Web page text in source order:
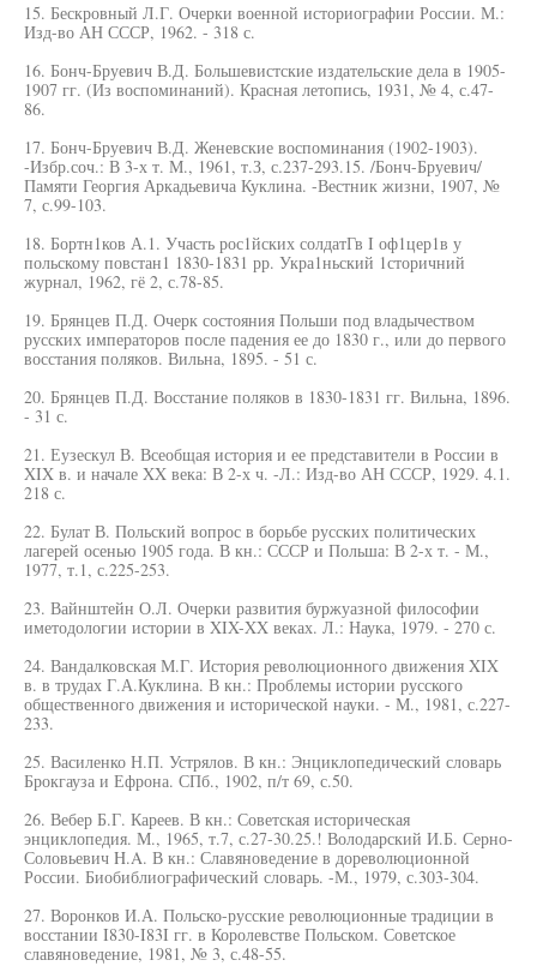
15. Бескровный Л.Г. Очерки военной историографии России. М.:
Изд-во АН СССР, 1962. - 318 с.
16. Бонч-Бруевич В.Д. Большевистские издательские дела в 1905-
1907 гг. (Из воспоминаний). Красная летопись, 1931, № 4, с.47-
86.
17. Бонч-Бруевич В.Д. Женевские воспоминания (1902-1903).
-Избр.соч.: В 3-х т. М., 1961, т.З, с.237-293.15. /Бонч-Бруевич/
Памяти Георгия Аркадьевича Куклина. -Вестник жизни, 1907, №
7, с.99-103.
18. Бортн1ков А.1. Участь рос1йских солдатГв I оф1цер1в у
польскому повстан1 1830-1831 рр. Укра1ньский 1сторичний
журнал, 1962, гё 2, с.78-85.
19. Брянцев П.Д. Очерк состояния Польши под владычеством
русских императоров после падения ее до 1830 г., или до первого
восстания поляков. Вильна, 1895. - 51 с.
20. Брянцев П.Д. Восстание поляков в 1830-1831 гг. Вильна, 1896.
- 31 с.
21. Еузескул В. Всеобщая история и ее представители в России в
XIX в. и начале XX века: В 2-х ч. -Л.: Изд-во АН СССР, 1929. 4.1.
218 с.
22. Булат В. Польский вопрос в борьбе русских политических
лагерей осенью 1905 года. В кн.: СССР и Польша: В 2-х т. - М.,
1977, т.1, с.225-253.
23. Вайнштейн О.Л. Очерки развития буржуазной философии
иметодологии истории в XIX-XX веках. Л.: Наука, 1979. - 270 с.
24. Вандалковская М.Г. История революционного движения XIX
в. в трудах Г.А.Куклина. В кн.: Проблемы истории русского
общественного движения и исторической науки. - М., 1981, с.227-
233.
25. Василенко Н.П. Устрялов. В кн.: Энциклопедический словарь
Брокгауза и Ефрона. СПб., 1902, п/т 69, с.50.
26. Вебер Б.Г. Кареев. В кн.: Советская историческая
энциклопедия. М., 1965, т.7, с.27-30.25.! Володарский И.Б. Серно-
Соловьевич H.A. В кн.: Славяноведение в дореволюционной
России. Биобиблиографический словарь. -М., 1979, с.303-304.
27. Воронков И.А. Польско-русские революционные традиции в
восстании I830-I83I гг. в Королевстве Польском. Советское
славяноведение, 1981, № 3, с.48-55.